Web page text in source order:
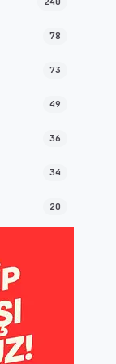
78
73
49
36
34
20